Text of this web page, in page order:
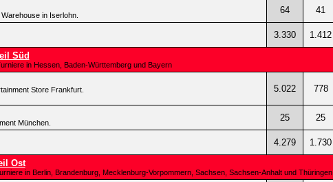
in Iserlohn. 64 41
3.330 1.412
Süd
in Hessen, Baden-Württemberg und Bayern
Store Frankfurt.
5.022 778
München. 25 25
4.279 1.730
Ost
in Berlin, Brandenburg, Mecklenburg-Vorpommern, Sachsen, Sachsen-Anhalt und Thüringen